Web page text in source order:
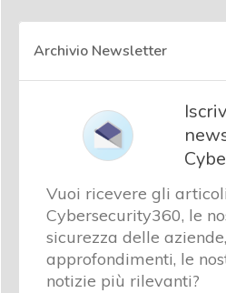
Archivio Newsletter
Vuoi ricevere gli
Cybersecurity360, le
sicurezza delle
approfondimenti, le
notizie più rilevanti?